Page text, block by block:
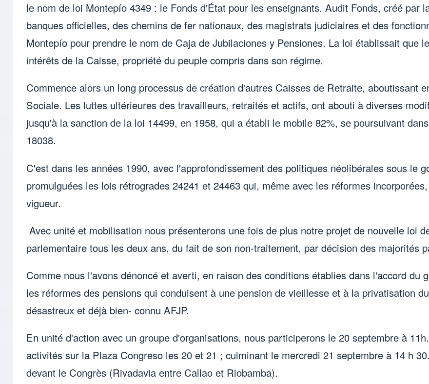
le nom de loi Montepío 4349 : le Fonds d'État pour les enseignants. Audit Fonds, créé par
banques officielles, des chemins de fer nationaux, des magistrats judiciaires et des
Montepío pour prendre le nom de Caja de Jubilaciones y Pensiones. La loi établissait que
intérêts de la Caisse, propriété du peuple compris dans son régime.
Commence alors un long processus de création d'autres Caisses de Retraite, aboutissant
Sociale. Les luttes ultérieures des travailleurs, retraités et actifs, ont abouti à diverses
jusqu'à la sanction de la loi 14499, en 1958, qui a établi le mobile 82%, se poursuivant
18038.
C'est dans les années 1990, avec l'approfondissement des politiques néolibérales sous le
promulguées les lois rétrogrades 24241 et 24463 qui, même avec les réformes
vigueur.
Avec unité et mobilisation nous présenterons une fois de plus notre projet de nouvelle loi
parlementaire tous les deux ans, du fait de son non-traitement, par décision des majorités
Comme nous l'avons dénoncé et averti, en raison des conditions établies dans l'accord du
les réformes des pensions qui conduisent à une pension de vieillesse et à la privatisation
désastreux et déjà bien- connu AFJP.
En unité d'action avec un groupe d'organisations, nous participerons le 20 septembre à
activités sur la Plaza Congreso les 20 et 21 ; culminant le mercredi 21 septembre à 14 h
devant le Congrès (Rivadavia entre Callao et Riobamba).